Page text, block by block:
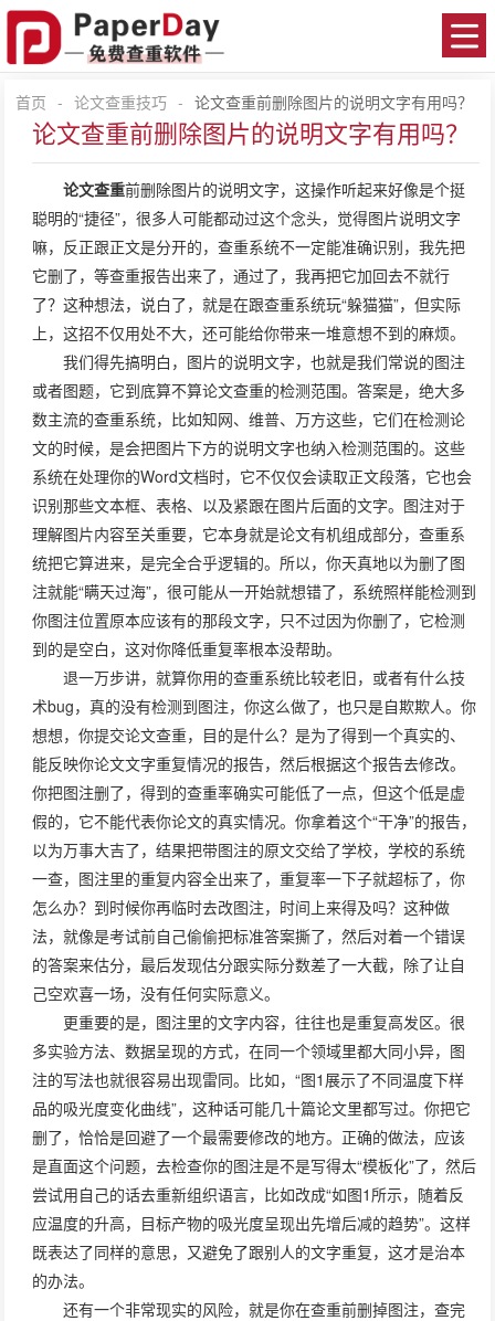
首页 - 论文查重技巧 - 论文查重前删除图片的说明文字有用吗？
论文查重前删除图片的说明文字有用吗？
论文查重前删除图片的说明文字，这操作听起来好像是个挺
聪明的“捷径”，很多人可能都动过这个念头，觉得图片说明文字
嘛，反正跟正文是分开的，查重系统不一定能准确识别，我先把
它删了，等查重报告出来了，通过了，我再把它加回去不就行
了？这种想法，说白了，就是在跟查重系统玩“躲猫猫”，但实际
上，这招不仅用处不大，还可能给你带来一堆意想不到的麻烦。
我们得先搞明白，图片的说明文字，也就是我们常说的图注
或者图题，它到底算不算论文查重的检测范围。答案是，绝大多
数主流的查重系统，比如知网、维普、万方这些，它们在检测论
文的时候，是会把图片下方的说明文字也纳入检测范围的。这些
系统在处理你的Word文档时，它不仅仅会读取正文段落，它也会
识别那些文本框、表格、以及紧跟在图片后面的文字。图注对于
理解图片内容至关重要，它本身就是论文有机组成部分，查重系
统把它算进来，是完全合乎逻辑的。所以，你天真地以为删了图
注就能“瞒天过海”，很可能从一开始就想错了，系统照样能检测到
你图注位置原本应该有的那段文字，只不过因为你删了，它检测
到的是空白，这对你降低重复率根本没帮助。
退一万步讲，就算你用的查重系统比较老旧，或者有什么技
术bug，真的没有检测到图注，你这么做了，也只是自欺欺人。你
想想，你提交论文查重，目的是什么？是为了得到一个真实的、
能反映你论文文字重复情况的报告，然后根据这个报告去修改。
你把图注删了，得到的查重率确实可能低了一点，但这个低是虚
假的，它不能代表你论文的真实情况。你拿着这个“干净”的报告，
以为万事大吉了，结果把带图注的原文交给了学校，学校的系统
一查，图注里的重复内容全出来了，重复率一下子就超标了，你
怎么办？到时候你再临时去改图注，时间上来得及吗？这种做
法，就像是考试前自己偷偷把标准答案撕了，然后对着一个错误
的答案来估分，最后发现估分跟实际分数差了一大截，除了让自
己空欢喜一场，没有任何实际意义。
更重要的是，图注里的文字内容，往往也是重复高发区。很
多实验方法、数据呈现的方式，在同一个领域里都大同小异，图
注的写法也就很容易出现雷同。比如，“图1展示了不同温度下样
品的吸光度变化曲线”，这种话可能几十篇论文里都写过。你把它
删了，恰恰是回避了一个最需要修改的地方。正确的做法，应该
是直面这个问题，去检查你的图注是不是写得太“模板化”了，然后
尝试用自己的话去重新组织语言，比如改成“如图1所示，随着反
应温度的升高，目标产物的吸光度呈现出先增后减的趋势”。这样
既表达了同样的意思，又避免了跟别人的文字重复，这才是治本
的办法。
还有一个非常现实的风险，就是你在查重前删掉图注，查完